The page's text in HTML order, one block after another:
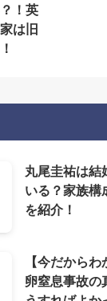
！英
は旧
丸尾圭祐は結
いる？家族構
を紹介！
【今だから
卵窒息事故の